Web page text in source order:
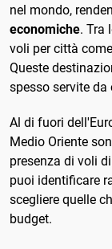
nel mondo,
economiche. Tra
voli per città
Queste
spesso servite da
Al di fuori
Medio Oriente
presenza di voli
puoi identificare
scegliere quelle
budget.